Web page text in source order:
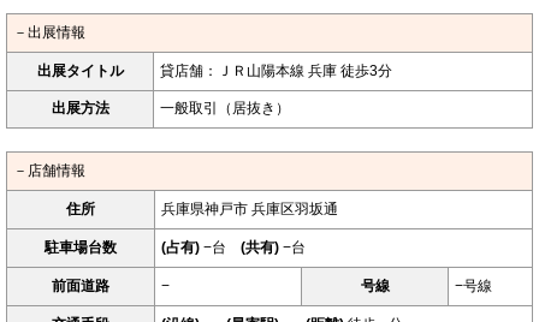
－出展情報
出展タイトル 貸店舗：ＪＲ山陽本線 兵庫 徒歩3分
出展方法 一般取引（居抜き）
－店舗情報
住所 兵庫県神戸市 兵庫区羽坂通
駐車場台数 (占有) −台 (共有) −台
前面道路 − 号線 −号線